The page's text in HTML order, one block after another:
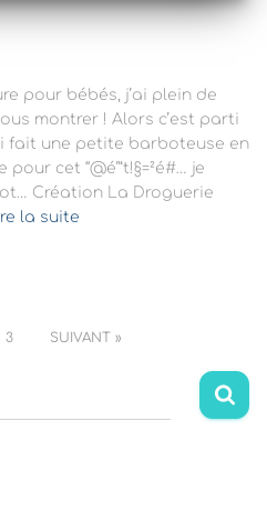
pour bébés, j’ai plein de
montrer ! Alors c’est parti
fait une petite barboteuse en
cet “@é’”t!§=²é#… je
Création La Droguerie
la suite
3 SUIVANT